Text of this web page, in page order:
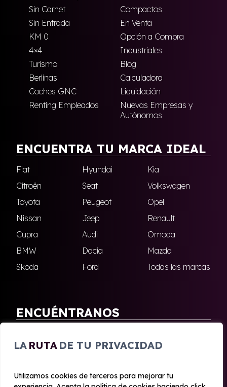
LA RUTA DE TU PRIVACIDAD
Utilizamos cookies de terceros para mejorar tu
Sin Carnet
Compactos
Sin Entrada
En Venta
KM 0
Opción a Compra
4×4
Industriales
Turismo
Blog
Berlinas
Calculadora
Coches GNC
Liquidación
Renting Empleados
Nuevas Empresas y
Autónomos
ENCUENTRA TU MARCA IDEAL
Fiat Hyundai
Kia
Citroën
Seat
Volkswagen
Toyota
Peugeot
Opel
Nissan
Jeep
Renault
Cupra
Audi
Omoda
BMW
Dacia
Mazda
Skoda
Ford Todas las marcas
ENCUÉNTRANOS
Marbella
Nerja